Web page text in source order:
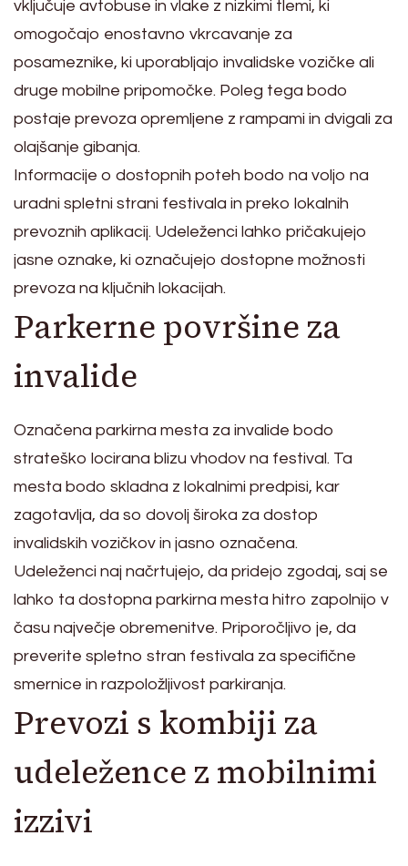
vključuje avtobuse in vlake z nizkimi tlemi, ki
omogočajo enostavno vkrcavanje za
posameznike, ki uporabljajo invalidske vozičke ali
druge mobilne pripomočke. Poleg tega bodo
postaje prevoza opremljene z rampami in dvigali za
olajšanje gibanja.
Informacije o dostopnih poteh bodo na voljo na
uradni spletni strani festivala in preko lokalnih
prevoznih aplikacij. Udeleženci lahko pričakujejo
jasne oznake, ki označujejo dostopne možnosti
prevoza na ključnih lokacijah.
Parkerne površine za
invalide
Označena parkirna mesta za invalide bodo
strateško locirana blizu vhodov na festival. Ta
mesta bodo skladna z lokalnimi predpisi, kar
zagotavlja, da so dovolj široka za dostop
invalidskih vozičkov in jasno označena.
Udeleženci naj načrtujejo, da pridejo zgodaj, saj se
lahko ta dostopna parkirna mesta hitro zapolnijo v
času največje obremenitve. Priporočljivo je, da
preverite spletno stran festivala za specifične
smernice in razpoložljivost parkiranja.
Prevozi s kombiji za
udeležence z mobilnimi
izzivi